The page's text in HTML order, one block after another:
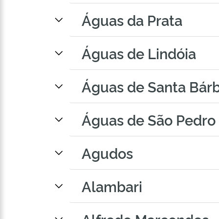
Águas da Prata
Águas de Lindóia
Águas de Santa
Águas de São Pedro
Agudos
Alambari